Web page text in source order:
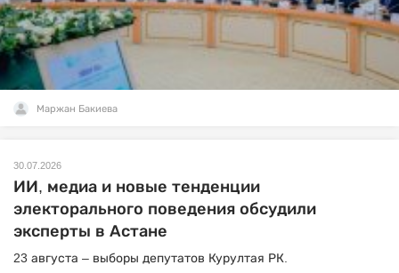
Маржан Бакиева
30.07.2026
ИИ, медиа и новые тенденции
электорального поведения обсудили
эксперты в Астане
23 августа – выборы депутатов Курултая РК.